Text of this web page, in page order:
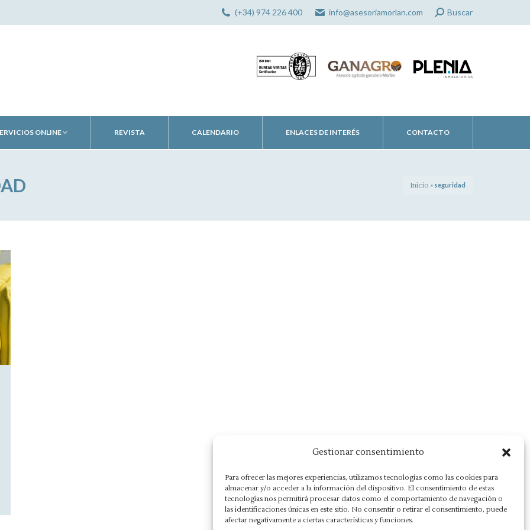
Gestionar consentimiento
Para ofrecer las mejores experiencias, utilizamos tecnologías como las cookies para
almacenar y/o acceder a la información del dispositivo. El consentimiento de estas
tecnologías nos permitirá procesar datos como el comportamiento de navegación o
las identificaciones únicas en este sitio. No consentir o retirar el consentimiento, puede
afectar negativamente a ciertas características y funciones.
(+34) 974 226 400 info@asesoriamorlan.com Search:
Buscar
ONLINE REVISTA CALENDARIO ENLACES DE INTERÉS CONTACTO
Inicio » seguridad